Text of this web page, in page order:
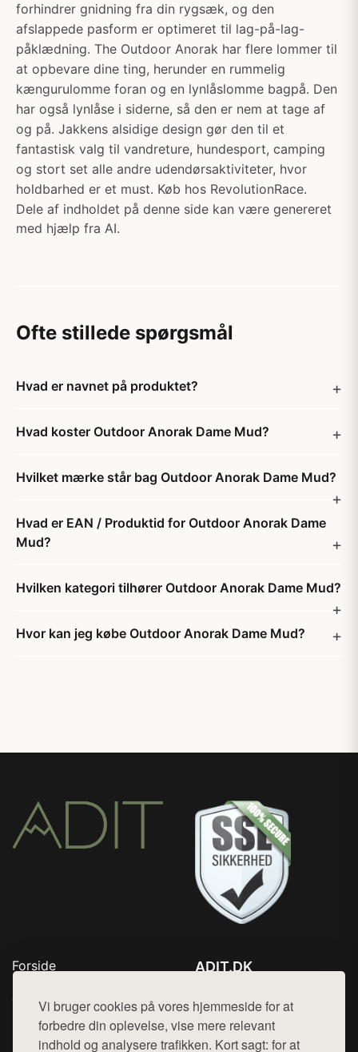
Vi bruger cookies på vores hjemmeside for at
forbedre din oplevelse, vise mere relevant
indhold og analysere trafikken. Kort sagt: for at
forhindrer gnidning fra din rygsæk, og den
afslappede pasform er optimeret til lag-på-lag-
påklædning. The Outdoor Anorak har flere lommer til
at opbevare dine ting, herunder en rummelig
kængurulomme foran og en lynlåslomme bagpå. Den
har også lynlåse i siderne, så den er nem at tage af
og på. Jakkens alsidige design gør den til et
fantastisk valg til vandreture, hundesport, camping
og stort set alle andre udendørsaktiviteter, hvor
holdbarhed er et must. Køb hos RevolutionRace.
Dele af indholdet på denne side kan være genereret
med hjælp fra AI.
Ofte stillede spørgsmål
Hvad er navnet på produktet?
Hvad koster Outdoor Anorak Dame Mud?
Hvilket mærke står bag Outdoor Anorak Dame Mud?
Hvad er EAN / Produktid for Outdoor Anorak Dame
Mud?
Hvilken kategori tilhører Outdoor Anorak Dame Mud?
Hvor kan jeg købe Outdoor Anorak Dame Mud?
Forside
Top Rabatter
Blog
Kontakt
ADIT.DK
Mail: hej@want.dk